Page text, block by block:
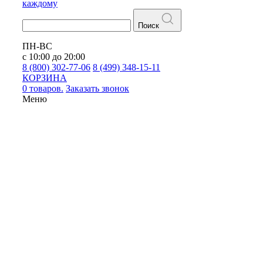
каждому
Поиск
ПН-ВС
с 10:00 до 20:00
8 (800) 302-77-06 8 (499) 348-15-11
КОРЗИНА
0 товаров. Заказать звонок
Меню